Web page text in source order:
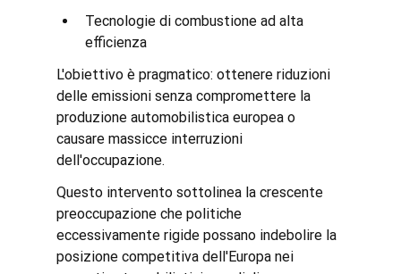
Tecnologie di combustione ad alta
efficienza
L'obiettivo è pragmatico: ottenere riduzioni
delle emissioni senza compromettere la
produzione automobilistica europea o
causare massicce interruzioni
dell'occupazione.
Questo intervento sottolinea la crescente
preoccupazione che politiche
eccessivamente rigide possano indebolire la
posizione competitiva dell'Europa nei